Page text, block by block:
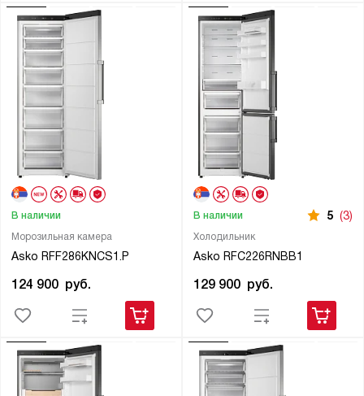
Морозильная камера
Asko RFF286KNCS1.P
В наличии
124 900 руб.
Холодильник
Asko RFC226RNBB1
В наличии 5 (3)
129 900 руб.